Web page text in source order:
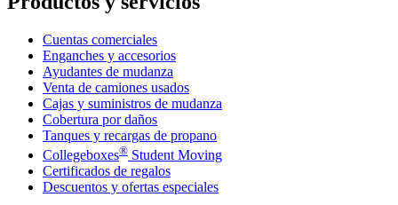
Cuentas comerciales
Enganches y accesorios
Ayudantes de mudanza
Venta de camiones usados
Cajas y suministros de mudanza
Cobertura por daños
Tanques y recargas de propano
Collegeboxes® Student Moving
Certificados de regalos
Descuentos y ofertas especiales